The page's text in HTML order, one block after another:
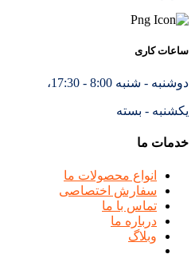
ساعات کاری
دوشنبه - شنبه 8:00 - 17:30،
یکشنبه - بسته
خدمات ما
انواع محصولات ما
سفارش اختصاصی
تماس با ما
درباره ما
وبلاگ